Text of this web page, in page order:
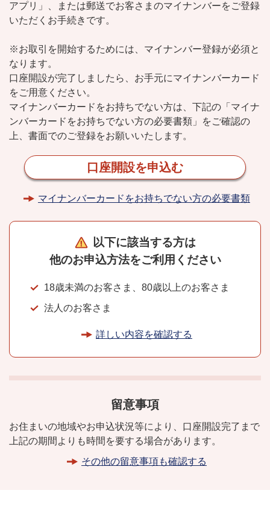
アプリ」、または郵送でお客さまのマイナンバーをご登録
いただくお手続きです。
※お取引を開始するためには、マイナンバー登録が必須と
なります。
口座開設が完了しましたら、お手元にマイナンバーカード
をご用意ください。
マイナンバーカードをお持ちでない方は、下記の「マイナ
ンバーカードをお持ちでない方の必要書類」をご確認の
上、書面でのご登録をお願いいたします。
口座開設を申込む
マイナンバーカードをお持ちでない方の必要書類
以下に該当する方は
他のお申込方法をご利用ください
18歳未満のお客さま、80歳以上のお客さま
法人のお客さま
詳しい内容を確認する
留意事項
お住まいの地域やお申込状況等により、 口座開設完了まで
上記の期間よりも時間を要する場合があります。
その他の留意事項も確認する